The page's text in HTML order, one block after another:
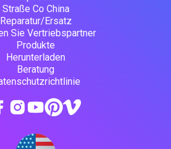
Straße Co China
Reparatur/Ersatz
Sie Vertriebspartner
Produkte
Herunterladen
Beratung